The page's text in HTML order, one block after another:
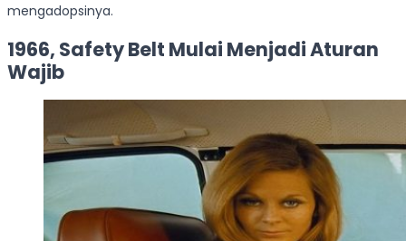
mengadopsinya.
1966, Safety Belt Mulai Menjadi Aturan
Wajib